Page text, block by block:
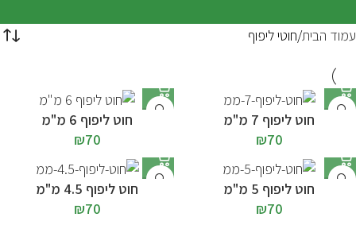
עמוד הבית חוטי ליפוף
חוט ליפוף 7 מ"מ
₪70
חוט ליפוף 6 מ"מ
₪70
חוט ליפוף 5 מ"מ
₪70
חוט ליפוף 4.5 מ"מ
₪70